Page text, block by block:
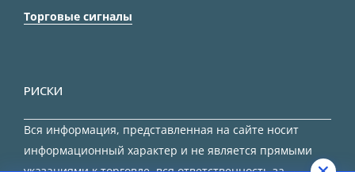
Торговые сигналы
РИСКИ
Вся информация, представленная на сайте носит
информационный характер и не является прямыми